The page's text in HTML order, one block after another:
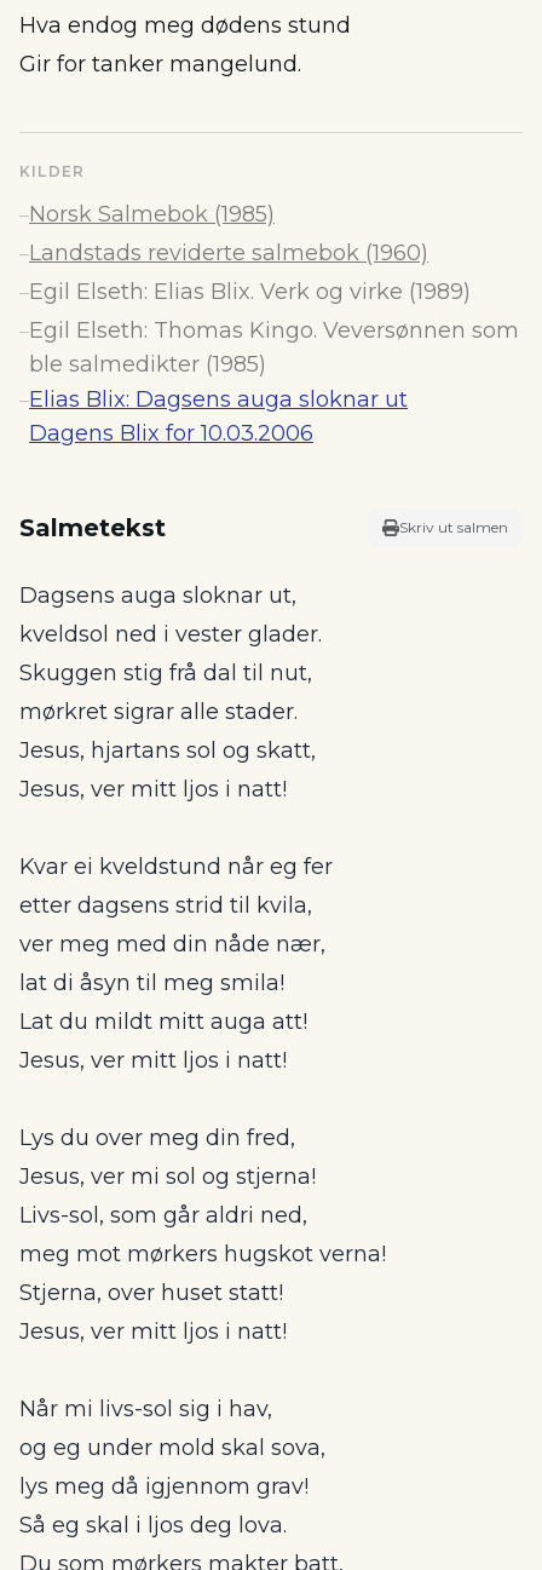
Hva endog meg dødens stund
Gir for tanker mangelund.
KILDER
–Norsk Salmebok (1985)
–Landstads reviderte salmebok (1960)
–Egil Elseth: Elias Blix. Verk og virke (1989)
–Egil Elseth: Thomas Kingo. Veversønnen som
ble salmedikter (1985)
–Elias Blix: Dagsens auga sloknar ut
Dagens Blix for 10.03.2006
Salmetekst Skriv ut salmen
Dagsens auga sloknar ut,
kveldsol ned i vester glader.
Skuggen stig frå dal til nut,
mørkret sigrar alle stader.
Jesus, hjartans sol og skatt,
Jesus, ver mitt ljos i natt!
Kvar ei kveldstund når eg fer
etter dagsens strid til kvila,
ver meg med din nåde nær,
lat di åsyn til meg smila!
Lat du mildt mitt auga att!
Jesus, ver mitt ljos i natt!
Lys du over meg din fred,
Jesus, ver mi sol og stjerna!
Livs-sol, som går aldri ned,
meg mot mørkers hugskot verna!
Stjerna, over huset statt!
Jesus, ver mitt ljos i natt!
Når mi livs-sol sig i hav,
og eg under mold skal sova,
lys meg då igjennom grav!
Så eg skal i ljos deg lova.
Du som mørkers makter batt,